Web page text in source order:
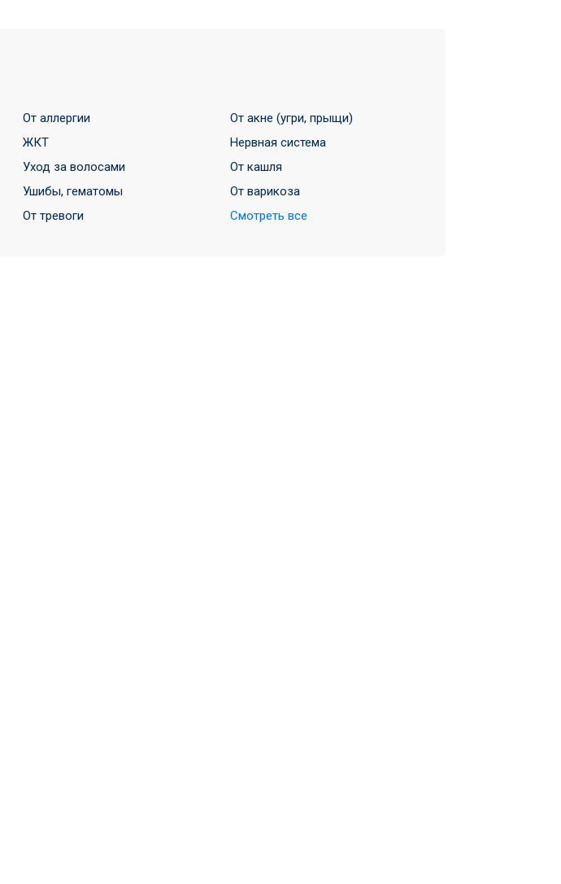
От аллергии
От акне (угри, прыщи)
ЖКТ
Нервная система
Уход за волосами
От кашля
Ушибы, гематомы
От варикоза
От тревоги Смотреть все